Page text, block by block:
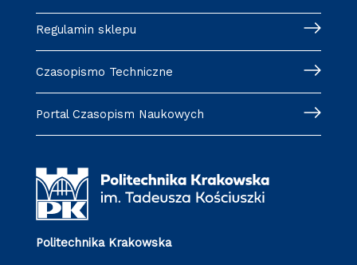
Regulamin sklepu
Czasopismo Techniczne
Portal Czasopism Naukowych
Politechnika Krakowska